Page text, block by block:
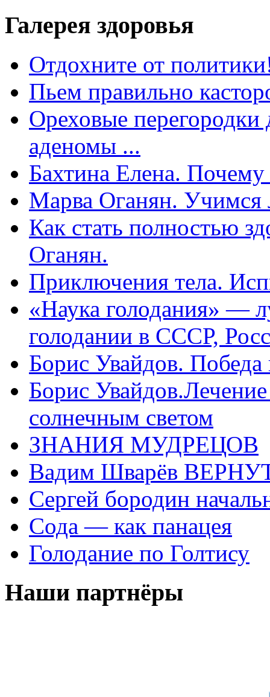
Галерея здоровья
Отдохните от
Пьем правильно
Ореховые перегородки
аденомы ...
Бахтина Елена.
Марва Оганян. Учимся
Как стать полностью
Оганян.
Приключения тела.
«Наука голодания» —
голодании в СССР,
Борис Увайдов.
Борис
солнечным светом
ЗНАНИЯ МУДРЕЦОВ
Вадим Шварёв
Сергей бородин
Сода — как панацея
Голодание по Голтису
Наши партнёры